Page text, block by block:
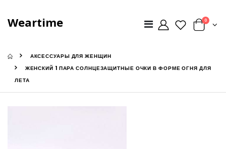
Weartime 0
АКСЕССУАРЫ ДЛЯ ЖЕНЩИН
ЖЕНСКИЙ 1 ПАРА СОЛНЦЕЗАЩИТНЫЕ ОЧКИ В ФОРМЕ ОГНЯ ДЛЯ
ЛЕТА